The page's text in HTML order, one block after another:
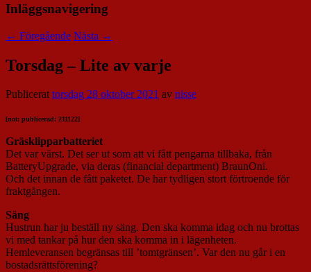
Inläggsnavigering
← Föregående Nästa →
Torsdag – Lite av varje
Publicerattorsdag 28 oktober 2021 av nisse
[not: publicerad: 211122]
Gräsklipparbatteriet
Det var värst. Det ser ut som att vi fått pengarna tillbaka, från
BatteryUpgrade, via deras (financial department) BraunOni.
Och det innan de fått paketet. De har tydligen stort förtroende för
fraktgången.
Säng
Hustrun har ju beställ ny säng. Den ska komma idag och nu brottas
vi med tankar på hur den ska komma in i lägenheten.
Hemleveransen begränsas till ’tomtgränsen’. Var den nu går i en
bostadsrättsförening?